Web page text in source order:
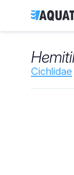
Cichlidae